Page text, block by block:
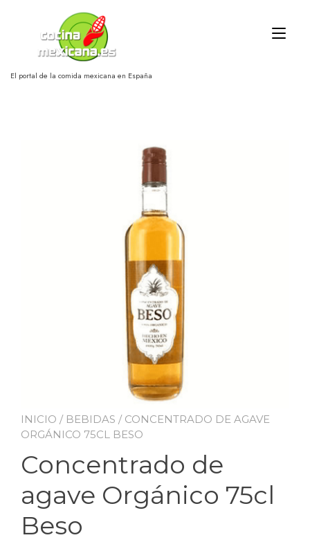
contenido
El portal de la comida mexicana en España
INICIO / BEBIDAS / CONCENTRADO DE AGAVE
ORGÁNICO 75CL BESO
Concentrado de
agave Orgánico 75cl
Beso